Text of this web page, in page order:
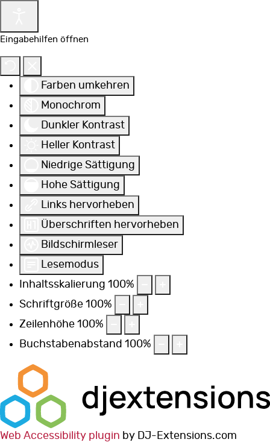
Eingabehilfen öffnen
Farben umkehren
Monochrom
Dunkler Kontrast
Heller Kontrast
Niedrige Sättigung
Hohe Sättigung
Links hervorheben
Überschriften hervorheben
Bildschirmleser
Lesemodus
Inhaltsskalierung 100%
Schriftgröße 100%
Zeilenhöhe 100%
Buchstabenabstand 100%
Web Accessibility plugin by DJ-Extensions.com